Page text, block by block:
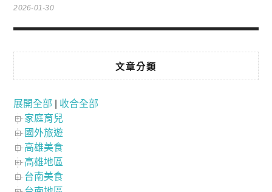
2026-01-30
文章分類
展開全部
收合全部
家庭育兒
國外旅遊
高雄美食
高雄地區
台南美食